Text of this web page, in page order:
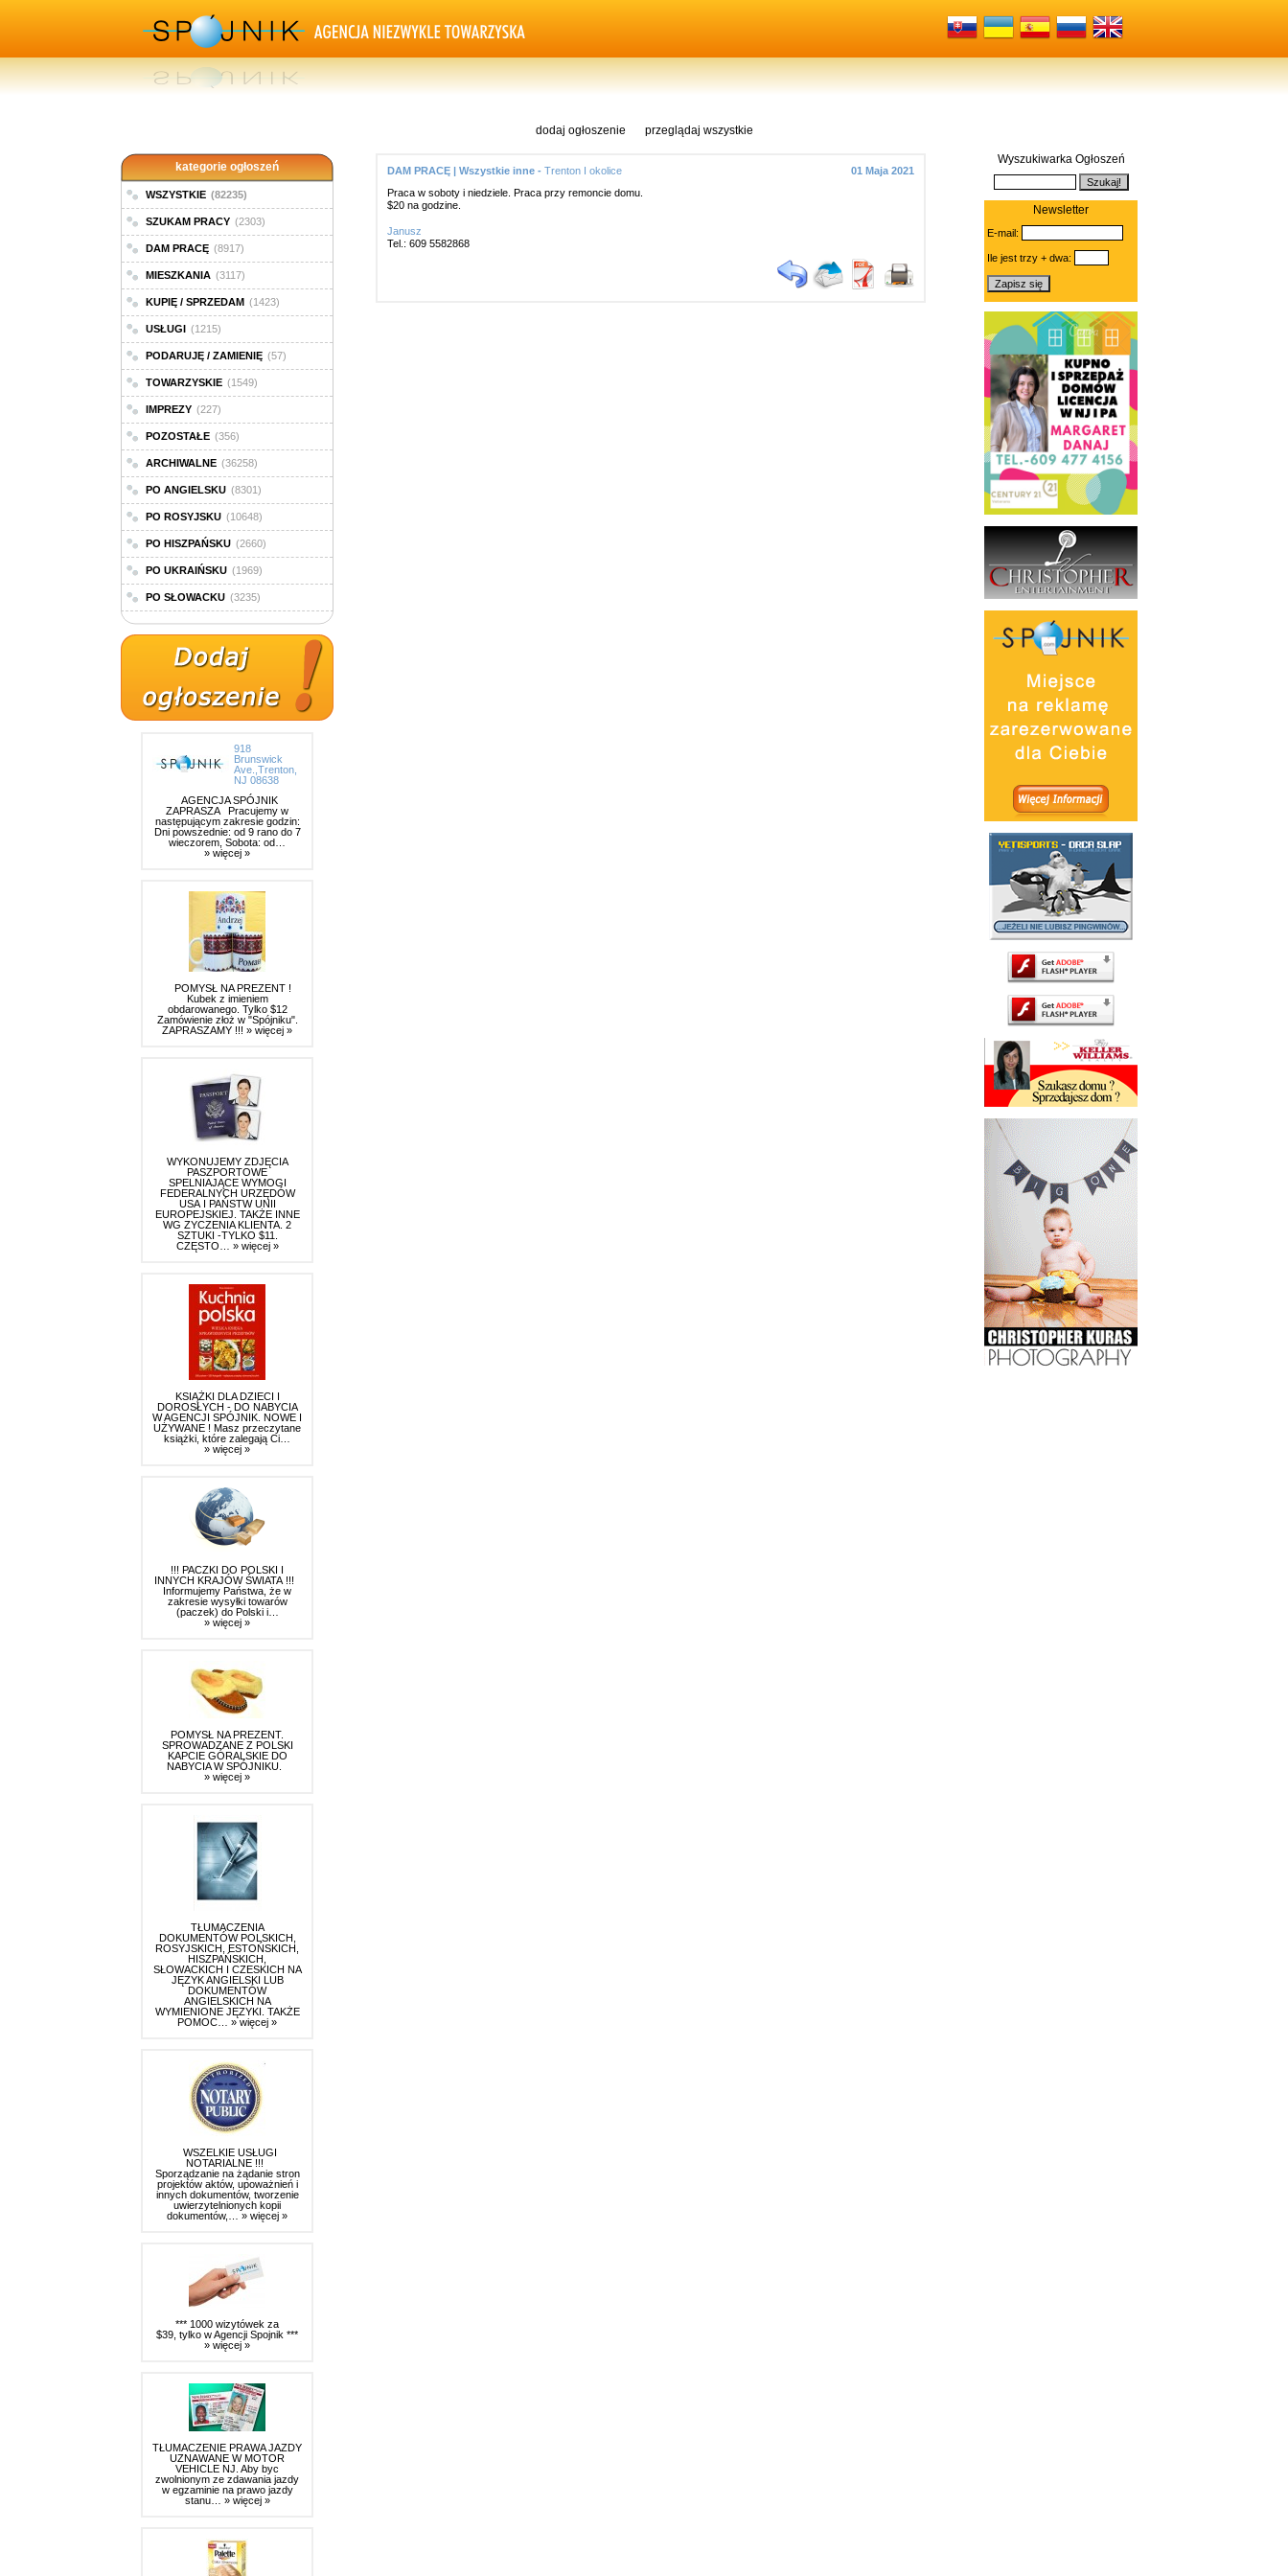
dodaj ogłoszenie przeglądaj wszystkie
kategorie ogłoszeń
WSZYSTKIE (82235)
SZUKAM PRACY (2303)
DAM PRACĘ (8917)
MIESZKANIA (3117)
KUPIĘ / SPRZEDAM (1423)
USŁUGI (1215)
PODARUJĘ / ZAMIENIĘ (57)
TOWARZYSKIE (1549)
IMPREZY (227)
POZOSTAŁE (356)
ARCHIWALNE (36258)
PO ANGIELSKU (8301)
PO ROSYJSKU (10648)
PO HISZPAŃSKU (2660)
PO UKRAIŃSKU (1969)
PO SŁOWACKU (3235)
918
Brunswick
Ave.,Trenton,
NJ 08638
AGENCJA SPÓJNIK
ZAPRASZA Pracujemy w
następującym zakresie godzin:
Dni powszednie: od 9 rano do 7
wieczorem, Sobota: od…
» więcej »
POMYSŁ NA PREZENT !
Kubek z imieniem
obdarowanego. Tylko $12
Zamówienie złoż w "Spójniku".
ZAPRASZAMY !!! » więcej »
WYKONUJEMY ZDJĘCIA
PASZPORTOWE
SPELNIAJĄCE WYMOGI
FEDERALNYCH URZĘDÓW
USA I PAŃSTW UNII
EUROPEJSKIEJ. TAKŻE INNE
WG ZYCZENIA KLIENTA. 2
SZTUKI -TYLKO $11.
CZĘSTO… » więcej »
KSIĄŻKI DLA DZIECI I
DOROSŁYCH - DO NABYCIA
W AGENCJI SPÓJNIK. NOWE I
UŻYWANE ! Masz przeczytane
książki, które zalegają Ci…
» więcej »
!!! PACZKI DO POLSKI I
INNYCH KRAJÓW ŚWIATA !!!
Informujemy Państwa, że w
zakresie wysyłki towarów
(paczek) do Polski i…
» więcej »
POMYSŁ NA PREZENT.
SPROWADZANE Z POLSKI
KAPCIE GÓRALSKIE DO
NABYCIA W SPÓJNIKU.
» więcej »
TŁUMACZENIA
DOKUMENTÓW POLSKICH,
ROSYJSKICH, ESTOŃSKICH,
HISZPAŃSKICH,
SŁOWACKICH I CZESKICH NA
JĘZYK ANGIELSKI LUB
DOKUMENTÓW
ANGIELSKICH NA
WYMIENIONE JĘZYKI. TAKŻE
POMOC… » więcej »
WSZELKIE USŁUGI
NOTARIALNE !!!
Sporządzanie na żądanie stron
projektów aktów, upoważnień i
innych dokumentów, tworzenie
uwierzytelnionych kopii
dokumentów,… » więcej »
*** 1000 wizytówek za
$39, tylko w Agencji Spojnik ***
» więcej »
TŁUMACZENIE PRAWA JAZDY
UZNAWANE W MOTOR
VEHICLE NJ. Aby byc
zwolnionym ze zdawania jazdy
w egzaminie na prawo jazdy
stanu… » więcej »
DAM PRACĘ | Wszystkie inne - Trenton I okolice
01 Maja 2021
Praca w soboty i niedziele. Praca przy remoncie domu.
$20 na godzine.
Janusz
Tel.: 609 5582868
Wyszukiwarka Ogłoszeń
Newsletter
E-mail:
Ile jest trzy + dwa: